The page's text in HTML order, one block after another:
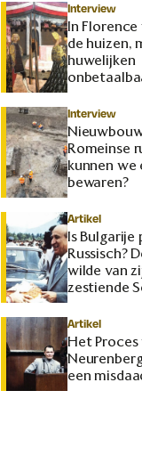
Interview
In
de huizen,
huwelijken
Interview
Romeinse
kunnen we
bewaren?
Artikel
Is Bulgarije
Russisch?
wilde van
zestiende
maken
Artikel
Het Proces
een